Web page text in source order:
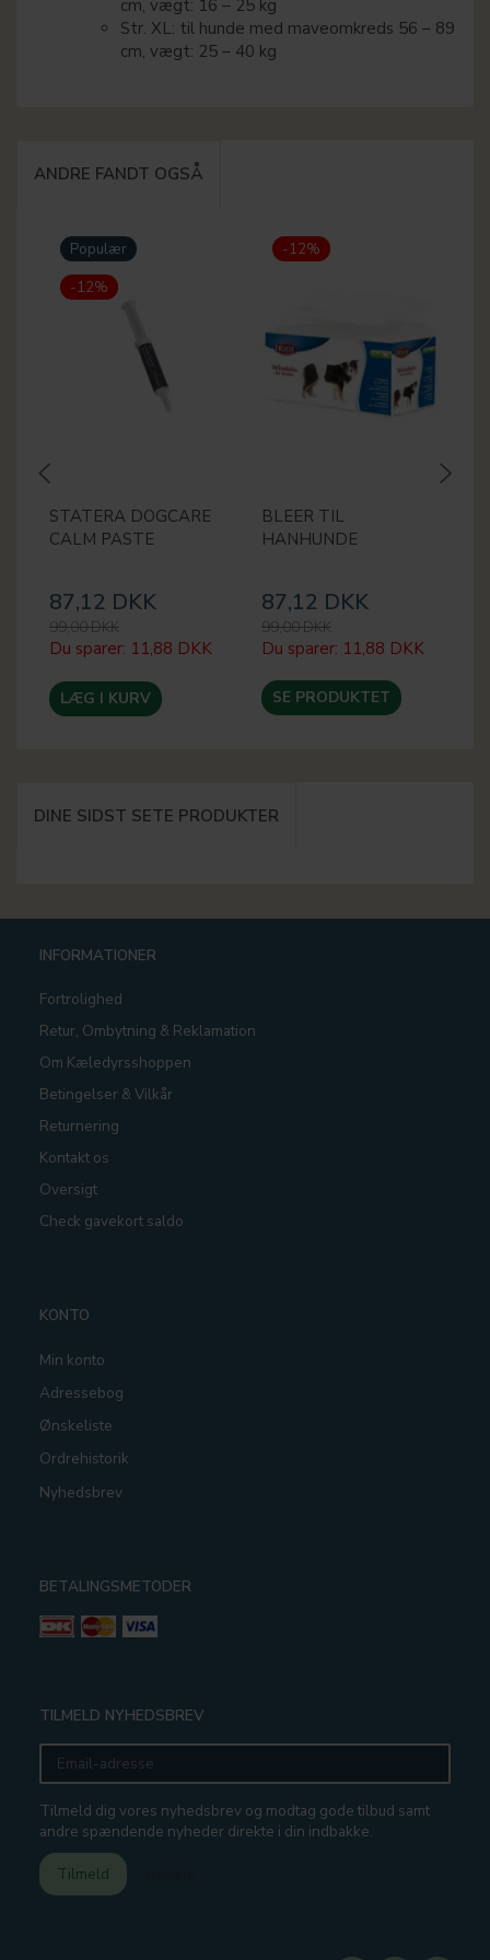
cm, vægt: 16 – 25 kg
Str. XL: til hunde med maveomkreds 56 – 89
cm, vægt: 25 – 40 kg
ANDRE FANDT OGSÅ
Populær
-12%
STATERA DOGCARE
CALM PASTE
87,12 DKK
99,00 DKK
Du sparer: 11,88 DKK
LÆG I KURV
-12%
BLEER TIL
HANHUNDE
87,12 DKK
99,00 DKK
Du sparer: 11,88 DKK
SE PRODUKTET
DINE SIDST SETE PRODUKTER
INFORMATIONER
Fortrolighed
Retur, Ombytning & Reklamation
Om Kæledyrsshoppen
Betingelser & Vilkår
Returnering
Kontakt os
Oversigt
Check gavekort saldo
KONTO
Min konto
Adressebog
Ønskeliste
Ordrehistorik
Nyhedsbrev
BETALINGSMETODER
TILMELD NYHEDSBREV
Email-
adresse
Tilmeld dig vores nyhedsbrev og modtag gode tilbud samt
andre spændende nyheder direkte i din indbakke.
Tilmeld